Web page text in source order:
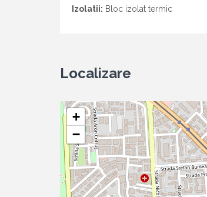
Izolatii: Bloc izolat termic
Localizare
+
−